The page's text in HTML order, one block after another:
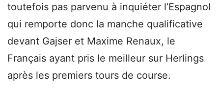
toutefois pas parvenu à inquiéter l’Espagnol
qui remporte donc la manche qualificative
devant Gajser et Maxime Renaux, le
Français ayant pris le meilleur sur Herlings
après les premiers tours de course.